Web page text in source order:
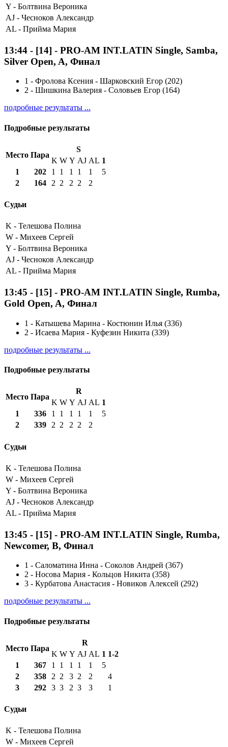
Y - Болтвина Вероника
AJ - Чесноков Александр
AL - Прийма Мария
13:44 - [14] - PRO-AM INT.LATIN Single, Samba,
Silver Open, A, Финал
1 - Фролова Ксения - Шарковский Егор (202)
2 - Шишкина Валерия - Соловьев Егор (164)
подробные результаты ...
Подробные результаты
Место Пара
S
K W Y AJ AL 1
1
202 1 1 1 1 1
5
2
164 2 2 2 2 2
Судьи
K - Телешова Полина
W - Михеев Сергей
Y - Болтвина Вероника
AJ - Чесноков Александр
AL - Прийма Мария
13:45 - [15] - PRO-AM INT.LATIN Single, Rumba,
Gold Open, A, Финал
1 - Катышева Марина - Костюнин Илья (336)
2 - Исаева Мария - Куфезин Никита (339)
подробные результаты ...
Подробные результаты
Место Пара
R
K W Y AJ AL 1
1
336 1 1 1 1 1
5
2
339 2 2 2 2 2
Судьи
K - Телешова Полина
W - Михеев Сергей
Y - Болтвина Вероника
AJ - Чесноков Александр
AL - Прийма Мария
13:45 - [15] - PRO-AM INT.LATIN Single, Rumba,
Newcomer, B, Финал
1 - Саломатина Инна - Соколов Андрей (367)
2 - Носова Мария - Кольцов Никита (358)
3 - Курбатова Анастасия - Новиков Алексей (292)
подробные результаты ...
Подробные результаты
Место Пара
R
K W Y AJ AL 1 1-2
1
367 1 1 1 1 1
5
2
358 2 2 3 2 2
4
3
292 3 3 2 3 3 1
Судьи
K - Телешова Полина
W - Михеев Сергей